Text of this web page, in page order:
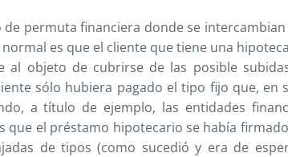
permuta financiera donde se
es que el cliente que tiene una
objeto de cubrirse de las posible
sólo hubiera pagado el tipo fijo que, en
a título de ejemplo, las entidades
el préstamo hipotecario se había
de tipos (como sucedió y era de